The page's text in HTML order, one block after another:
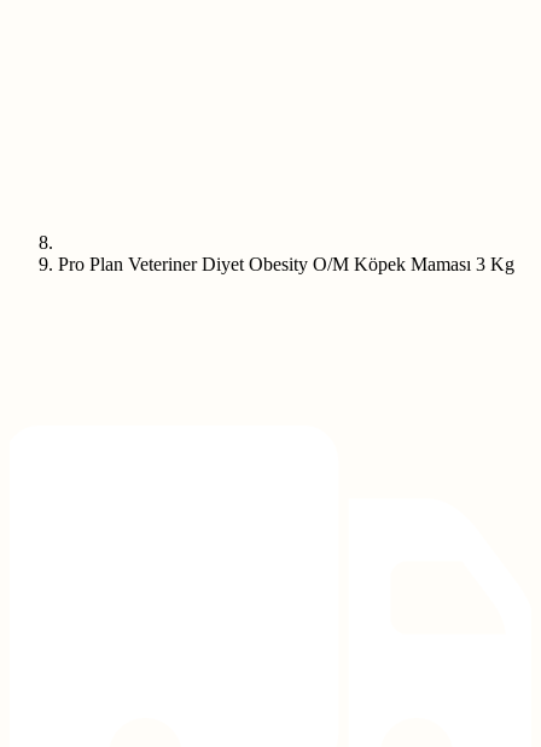
Pro Plan Veteriner Diyet Obesity O/M Köpek Maması 3 Kg